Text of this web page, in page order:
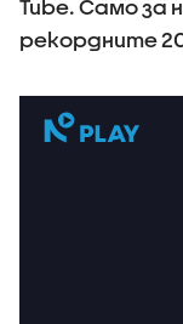
Tube. Само за
рекордните